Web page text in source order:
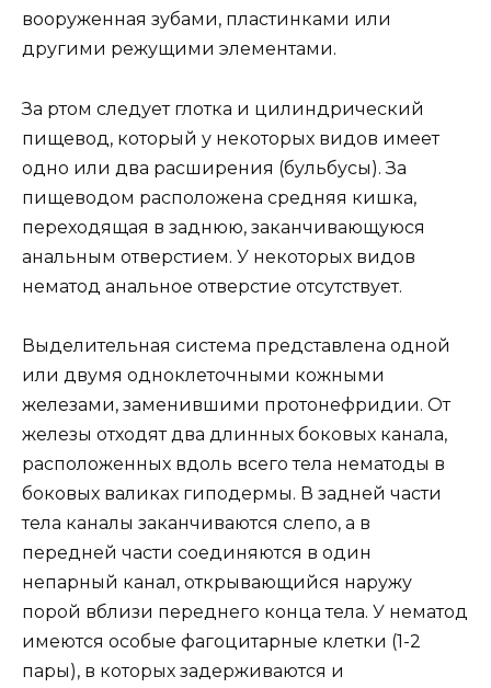
вооруженная зубами, пластинками или
другими режущими элементами.
За ртом следует глотка и цилиндрический
пищевод, который у некоторых видов имеет
одно или два расширения (бульбусы). За
пищеводом расположена средняя кишка,
переходящая в заднюю, заканчивающуюся
анальным отверстием. У некоторых видов
нематод анальное отверстие отсутствует.
Выделительная система представлена одной
или двумя одноклеточными кожными
железами, заменившими протонефридии. От
железы отходят два длинных боковых канала,
расположенных вдоль всего тела нематоды в
боковых валиках гиподермы. В задней части
тела каналы заканчиваются слепо, а в
передней части соединяются в один
непарный канал, открывающийся наружу
порой вблизи переднего конца тела. У нематод
имеются особые фагоцитарные клетки (1-2
пары), в которых задерживаются и